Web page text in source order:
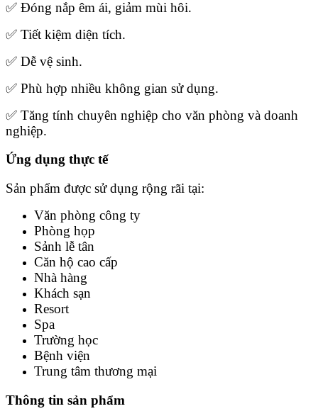
✅ Đóng nắp êm ái, giảm mùi hôi.
✅ Tiết kiệm diện tích.
✅ Dễ vệ sinh.
✅ Phù hợp nhiều không gian sử dụng.
✅ Tăng tính chuyên nghiệp cho văn phòng và doanh
nghiệp.
Ứng dụng thực tế
Sản phẩm được sử dụng rộng rãi tại:
Văn phòng công ty
Phòng họp
Sảnh lễ tân
Căn hộ cao cấp
Nhà hàng
Khách sạn
Resort
Spa
Trường học
Bệnh viện
Trung tâm thương mại
Thông tin sản phẩm